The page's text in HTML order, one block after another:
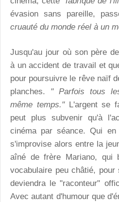
évasion sans pareille,
cruauté du monde réel à un
Jusqu'au jour où son père
à un accident de travail et
pour poursuivre le rêve naïf
planches. " Parfois tous
même temps."L'argent se
peut plus subvenir qu'à
cinéma par séance. Qui
s'improvise alors entre la
aîné de frère Mariano, qui
vocabulaire peu châtié,
deviendra le "raconteur"
Avec autant d'humour que